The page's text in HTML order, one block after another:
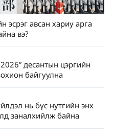
эсрэг авсан хариу арга
вэ?
десантын цэргийн
байгуулна
нь бүс нутгийн энх
заналхийлж байна